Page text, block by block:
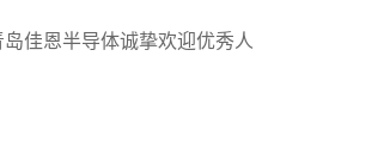
佳恩半导体诚挚欢迎优秀人